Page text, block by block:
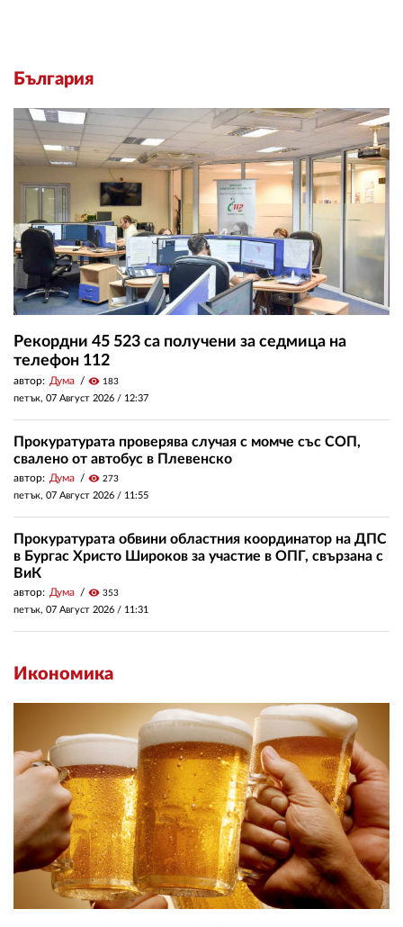
България
Рекордни 45 523 са получени за седмица на
телефон 112
автор: Дума visibility 183
петък, 07 Август 2026 / 12:37
Прокуратурата проверява случая с момче със СОП,
свалено от автобус в Плевенско
автор: Дума visibility 273
петък, 07 Август 2026 / 11:55
Прокуратурата обвини областния координатор на ДПС
в Бургас Христо Широков за участие в ОПГ, свързана с
ВиК
автор: Дума visibility 353
петък, 07 Август 2026 / 11:31
Икономика